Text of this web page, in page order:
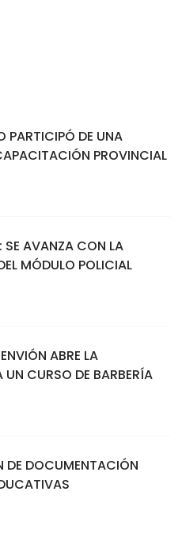
PARTICIPÓ DE UNA
PROVINCIAL
SE AVANZA CON LA
MÓDULO POLICIAL
ABRE LA
CURSO DE BARBERÍA
DE DOCUMENTACIÓN